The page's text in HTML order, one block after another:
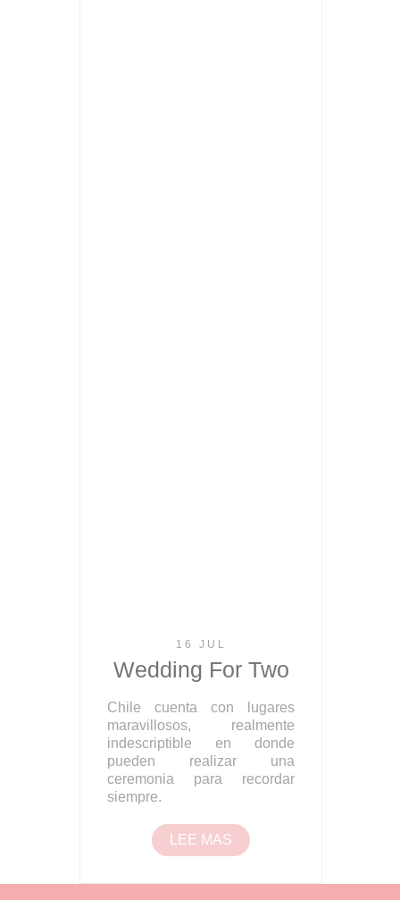
16 JUL
Wedding For Two
Chile cuenta con lugares
maravillosos, realmente
indescriptible en donde
pueden realizar una
ceremonia para recordar
siempre.
LEE MAS